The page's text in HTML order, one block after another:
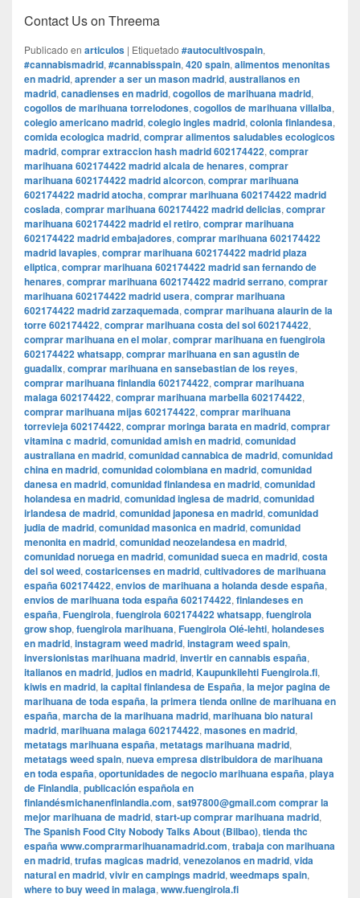
Contact Us on Threema
Publicado en articulos | Etiquetado #autocultivospain,
#cannabismadrid, #cannabisspain, 420 spain, alimentos menonitas
en madrid, aprender a ser un mason madrid, australianos en
madrid, canadienses en madrid, cogollos de marihuana madrid,
cogollos de marihuana torrelodones, cogollos de marihuana villalba,
colegio americano madrid, colegio ingles madrid, colonia finlandesa,
comida ecologica madrid, comprar alimentos saludables ecologicos
madrid, comprar extraccion hash madrid 602174422, comprar
marihuana 602174422 madrid alcala de henares, comprar
marihuana 602174422 madrid alcorcon, comprar marihuana
602174422 madrid atocha, comprar marihuana 602174422 madrid
coslada, comprar marihuana 602174422 madrid delicias, comprar
marihuana 602174422 madrid el retiro, comprar marihuana
602174422 madrid embajadores, comprar marihuana 602174422
madrid lavapies, comprar marihuana 602174422 madrid plaza
eliptica, comprar marihuana 602174422 madrid san fernando de
henares, comprar marihuana 602174422 madrid serrano, comprar
marihuana 602174422 madrid usera, comprar marihuana
602174422 madrid zarzaquemada, comprar marihuana alaurin de la
torre 602174422, comprar marihuana costa del sol 602174422,
comprar marihuana en el molar, comprar marihuana en fuengirola
602174422 whatsapp, comprar marihuana en san agustin de
guadalix, comprar marihuana en sansebastian de los reyes,
comprar marihuana finlandia 602174422, comprar marihuana
malaga 602174422, comprar marihuana marbella 602174422,
comprar marihuana mijas 602174422, comprar marihuana
torrevieja 602174422, comprar moringa barata en madrid, comprar
vitamina c madrid, comunidad amish en madrid, comunidad
australiana en madrid, comunidad cannabica de madrid, comunidad
china en madrid, comunidad colombiana en madrid, comunidad
danesa en madrid, comunidad finlandesa en madrid, comunidad
holandesa en madrid, comunidad inglesa de madrid, comunidad
irlandesa de madrid, comunidad japonesa en madrid, comunidad
judia de madrid, comunidad masonica en madrid, comunidad
menonita en madrid, comunidad neozelandesa en madrid,
comunidad noruega en madrid, comunidad sueca en madrid, costa
del sol weed, costaricenses en madrid, cultivadores de marihuana
españa 602174422, envios de marihuana a holanda desde españa,
envios de marihuana toda españa 602174422, finlandeses en
españa, Fuengirola, fuengirola 602174422 whatsapp, fuengirola
grow shop, fuengirola marihuana, Fuengirola Olé-lehti, holandeses
en madrid, instagram weed madrid, instagram weed spain,
inversionistas marihuana madrid, invertir en cannabis españa,
italianos en madrid, judios en madrid, Kaupunkilehti Fuengirola.fi,
kiwis en madrid, la capital finlandesa de España, la mejor pagina de
marihuana de toda españa, la primera tienda online de marihuana en
españa, marcha de la marihuana madrid, marihuana bio natural
madrid, marihuana malaga 602174422, masones en madrid,
metatags marihuana españa, metatags marihuana madrid,
metatags weed spain, nueva empresa distribuidora de marihuana
en toda españa, oportunidades de negocio marihuana españa, playa
de Finlandia, publicación española en
finlandésmichanenfinlandia.com, sat97800@gmail.com comprar la
mejor marihuana de madrid, start-up comprar marihuana madrid,
The Spanish Food City Nobody Talks About (Bilbao), tienda thc
españa www.comprarmarihuanamadrid.com, trabaja con marihuana
en madrid, trufas magicas madrid, venezolanos en madrid, vida
natural en madrid, vivir en campings madrid, weedmaps spain,
where to buy weed in malaga, www.fuengirola.fi